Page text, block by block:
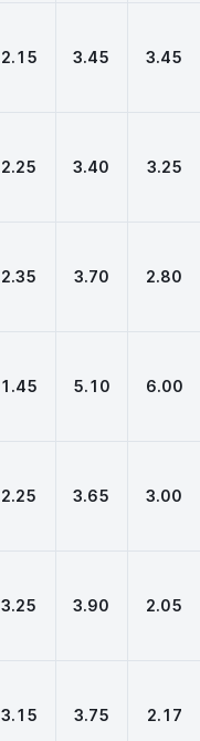
2.15 3.45 3.45
2.25 3.40 3.25
2.35 3.70 2.80
1.45 5.10 6.00
2.25 3.65 3.00
3.25 3.90 2.05
3.15 3.75 2.17